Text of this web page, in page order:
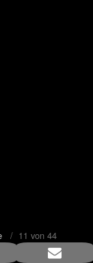
/ 11 von 44